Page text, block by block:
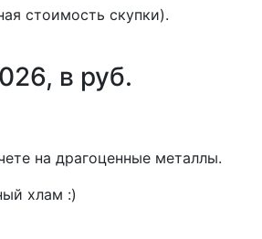
стоимость скупки).
в руб.
на драгоценные металлы.
хлам :)